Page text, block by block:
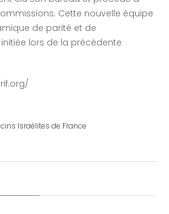
Cette nouvelle équipe
de parité et de
lors de la précédente
Israélites de France